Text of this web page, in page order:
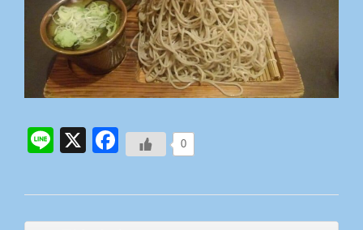
0
Line
X Facebook